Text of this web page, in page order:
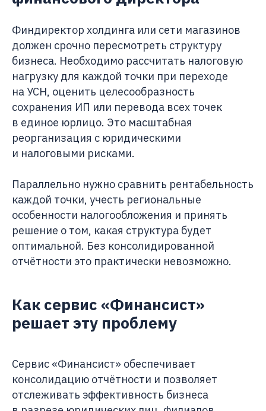
Финдиректор холдинга или сети магазинов
должен срочно пересмотреть структуру
бизнеса. Необходимо рассчитать налоговую
нагрузку для каждой точки при переходе
на УСН, оценить целесообразность
сохранения ИП или перевода всех точек
в единое юрлицо. Это масштабная
реорганизация с юридическими
и налоговыми рисками.
Параллельно нужно сравнить рентабельность
каждой точки, учесть региональные
особенности налогообложения и принять
решение о том, какая структура будет
оптимальной. Без консолидированной
отчётности это практически невозможно.
Как сервис «Финансист»
решает эту проблему
Сервис «Финансист» обеспечивает
консолидацию отчётности и позволяет
отслеживать эффективность бизнеса